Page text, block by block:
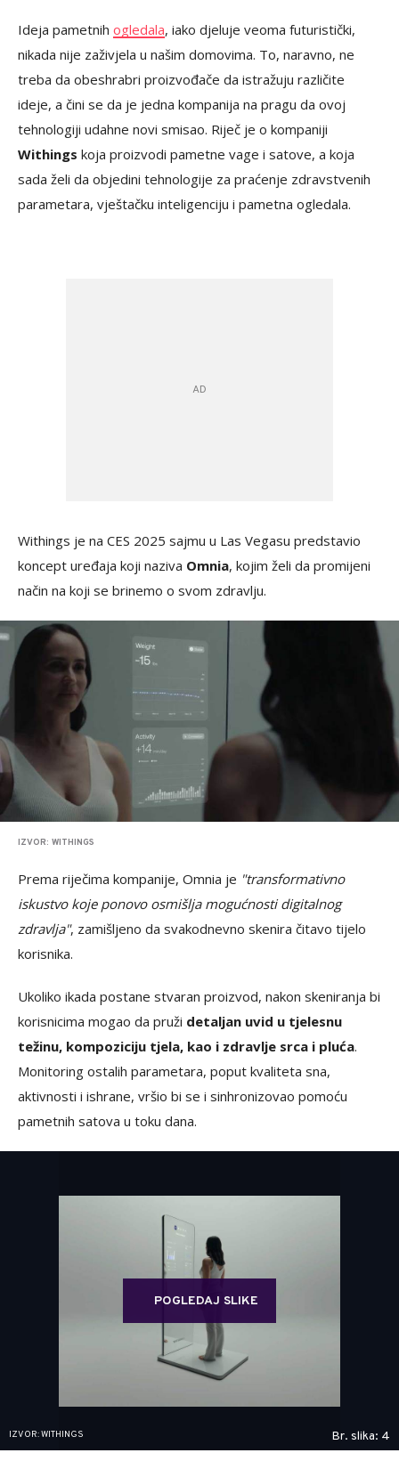
Ideja pametnih ogledala, iako djeluje veoma futuristički,
nikada nije zaživjela u našim domovima. To, naravno, ne
treba da obeshrabri proizvođače da istražuju različite
ideje, a čini se da je jedna kompanija na pragu da ovoj
tehnologiji udahne novi smisao. Riječ je o kompaniji
Withings koja proizvodi pametne vage i satove, a koja
sada želi da objedini tehnologije za praćenje zdravstvenih
parametara, vještačku inteligenciju i pametna ogledala.
Withings je na CES 2025 sajmu u Las Vegasu predstavio
koncept uređaja koji naziva Omnia, kojim želi da promijeni
način na koji se brinemo o svom zdravlju.
IZVOR: WITHINGS
Prema riječima kompanije, Omnia je "transformativno
iskustvo koje ponovo osmišlja mogućnosti digitalnog
zdravlja", zamišljeno da svakodnevno skenira čitavo tijelo
korisnika.
Ukoliko ikada postane stvaran proizvod, nakon skeniranja bi
korisnicima mogao da pruži detaljan uvid u tjelesnu
težinu, kompoziciju tjela, kao i zdravlje srca i pluća.
Monitoring ostalih parametara, poput kvaliteta sna,
aktivnosti i ishrane, vršio bi se i sinhronizovao pomoću
pametnih satova u toku dana.
POGLEDAJ SLIKE
IZVOR: WITHINGS Br. slika: 4